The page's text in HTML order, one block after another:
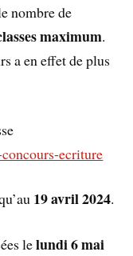
nombre de
maximum.
a en effet de plus
ecriture
19 avril 2024.
lelundi 6 mai